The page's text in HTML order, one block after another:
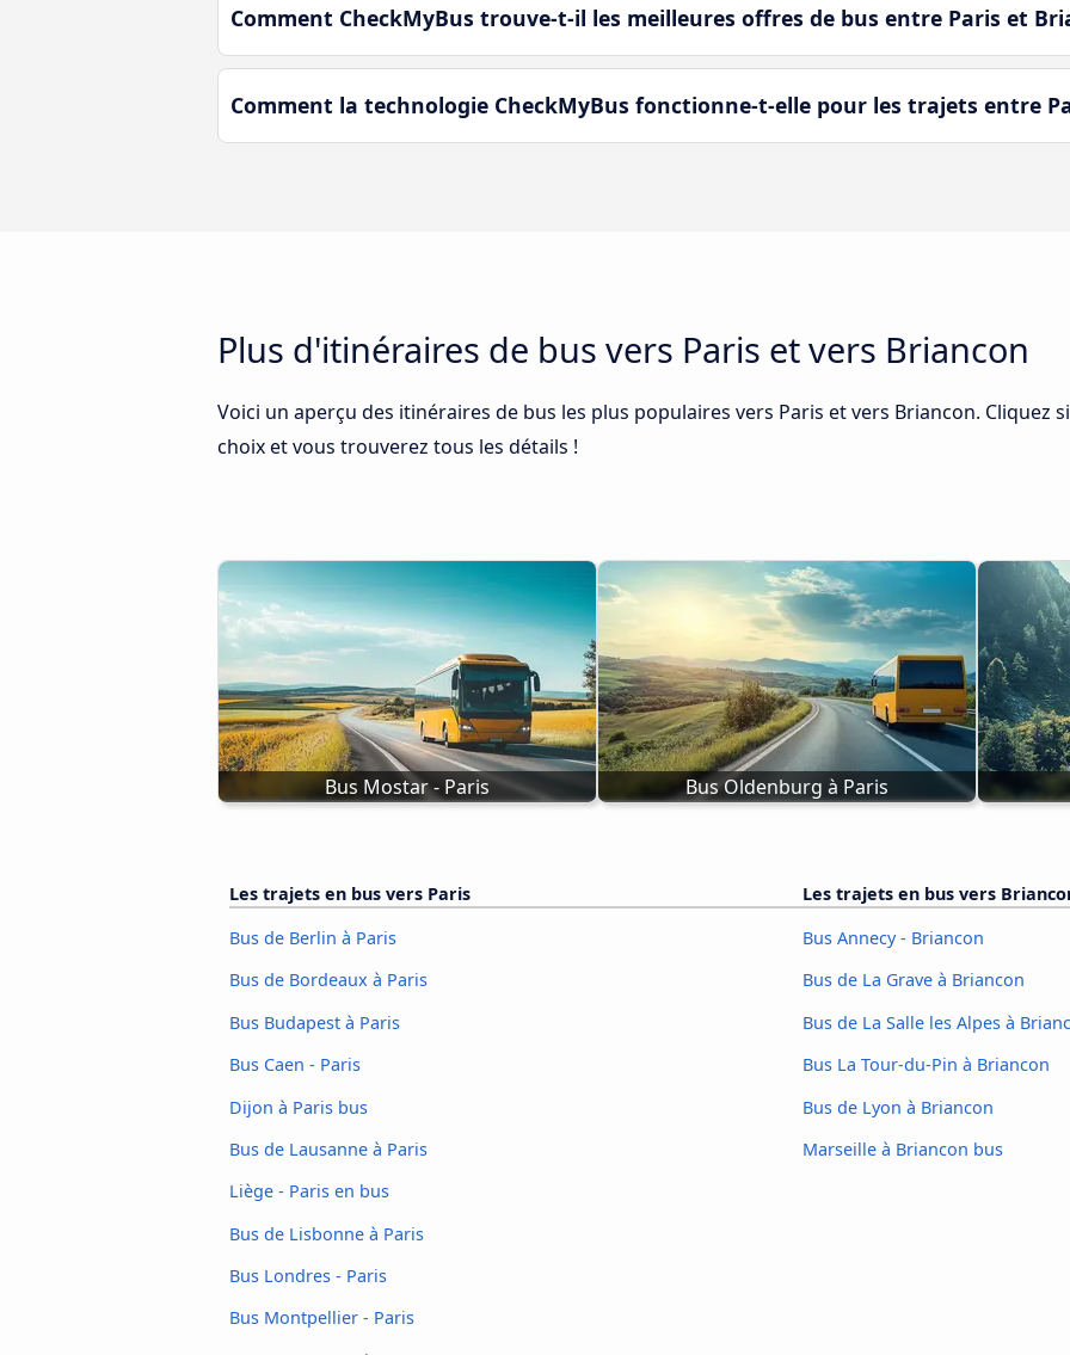
Comment CheckMyBus trouve-t-il les meilleures offres de bus entre Paris et
Comment la technologie CheckMyBus fonctionne-t-elle pour les trajets entre
Plus d'itinéraires de bus vers Paris et vers Briancon
Voici un aperçu des itinéraires de bus les plus populaires vers Paris et vers Briancon.
choix et vous trouverez tous les détails !
Bus Mostar - Paris Bus Oldenburg à Paris
Les trajets en bus vers Paris
Bus de Berlin à Paris
Bus de Bordeaux à Paris
Bus Budapest à Paris
Bus Caen - Paris
Dijon à Paris bus
Bus de Lausanne à Paris
Liège - Paris en bus
Bus de Lisbonne à Paris
Bus Londres - Paris
Bus Montpellier - Paris
Les trajets en bus vers
Bus Annecy - Briancon
Bus de La Grave à Briancon
Bus de La Salle les Alpes à
Bus La Tour-du-Pin à Briancon
Bus de Lyon à Briancon
Marseille à Briancon bus